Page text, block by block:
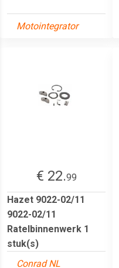
Motointegrator
€ 22.99
Hazet 9022-02/11
9022-02/11
Ratelbinnenwerk 1
stuk(s)
Conrad NL